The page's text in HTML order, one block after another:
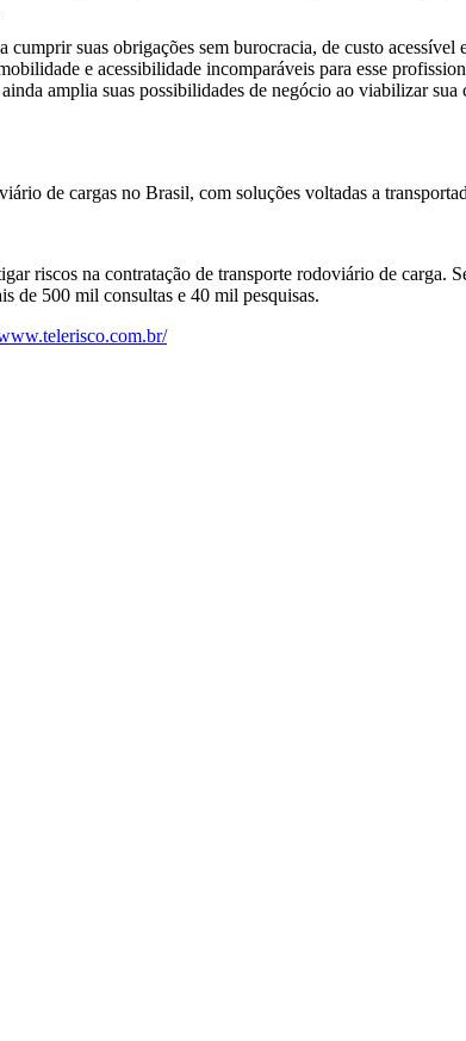
suas obrigações sem burocracia, de custo
e acessibilidade incomparáveis para esse
amplia suas possibilidades de negócio ao viabilizar
de cargas no Brasil, com soluções voltadas a
riscos na contratação de transporte rodoviário de carga.
de 500 mil consultas e 40 mil pesquisas.